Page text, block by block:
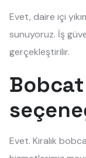
Evet, daire içi
sunuyoruz. İş
gerçekleştirilir.
Bobcat
Evet. Kiralık